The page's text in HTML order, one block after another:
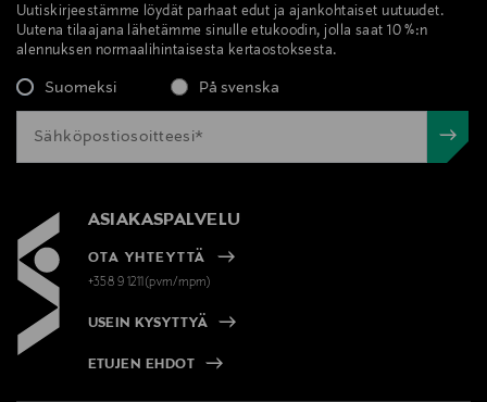
Uutiskirjeestämme löydät parhaat edut ja ajankohtaiset uutuudet.
Uutena tilaajana lähetämme sinulle etukoodin, jolla saat 10 %:n
alennuksen normaalihintaisesta kertaostoksesta.
Suomeksi På svenska
ASIAKASPALVELU
OTA YHTEYTTÄ
+358 9 1211(pvm/mpm)
USEIN KYSYTTYÄ
ETUJEN EHDOT